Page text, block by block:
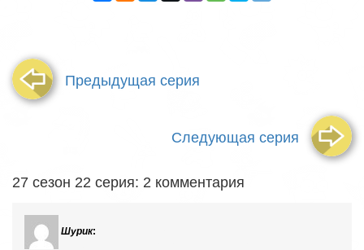
Предыдущая серия
Следующая серия
27 сезон 22 серия: 2 комментария
Шурик: